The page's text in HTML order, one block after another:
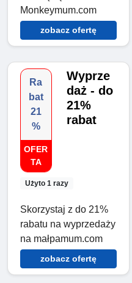
Monkeymum.com
zobacz ofertę
Ra
bat
21
%
OFER
TA
Użyto 1 razy
Wyprze
daż - do
21%
rabat
Skorzystaj z do 21%
rabatu na wyprzedaży
na małpamum.com
zobacz ofertę